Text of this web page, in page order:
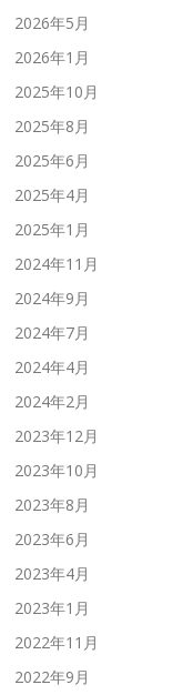
2026年5月
2026年1月
2025年10月
2025年8月
2025年6月
2025年4月
2025年1月
2024年11月
2024年9月
2024年7月
2024年4月
2024年2月
2023年12月
2023年10月
2023年8月
2023年6月
2023年4月
2023年1月
2022年11月
2022年9月